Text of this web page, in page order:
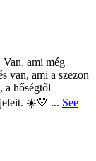
Van, ami még
van, ami a szezon
a hőségtől
jeleit. ☀️💛 ... See